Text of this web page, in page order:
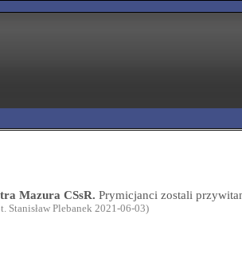
Mazura CSsR. Prymicjanci zostali
Stanisław Plebanek 2021-06-03)